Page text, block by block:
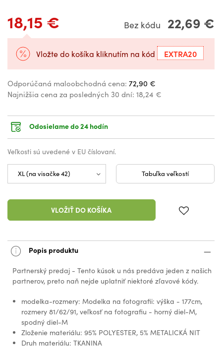
18,15 € Bez kódu 22,69 €
Vložte do košíka kliknutím na kód EXTRA20
Odporúčaná maloobchodná cena: 72,90 €
Najnižšia cena za posledných 30 dní: 18,24 €
Odosielame do 24 hodín
Veľkosti sú uvedené v EU číslovaní.
Tabuľka veľkostí
VLOŽIŤ DO KOŠÍKA
Popis produktu
Partnerský predaj - Tento kúsok u nás predáva jeden z našich
partnerov, preto naň nejde uplatniť niektoré zľavové kódy.
modelka-rozmery: Modelka na fotografii: výška - 177cm,
rozmery 81/62/91, veľkosť na fotografiu - horný diel-M,
spodný diel-M
Zloženie materiálu: 95% POLYESTER, 5% METALICKÁ NIT
Druh materiálu: TKANINA